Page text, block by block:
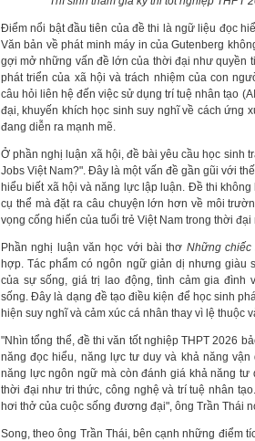
Điểm nổi bật đầu tiên của đề thi là ngữ liệu đọc
Văn bản về phát minh máy in của Gutenberg
gợi mở những vấn đề lớn của thời đại như quyền
phát triển của xã hội và trách nhiệm của con
câu hỏi liên hệ đến việc sử dụng trí tuệ nhân tạo
đại, khuyến khích học sinh suy nghĩ về cách ứng
đang diễn ra mạnh mẽ.
Ở phần nghị luận xã hội, đề bài yêu cầu học sinh
Jobs Việt Nam?". Đây là một vấn đề gần gũi với
hiểu biết xã hội và năng lực lập luận. Đề thi
cụ thể mà đặt ra câu chuyện lớn hơn về môi
vọng cống hiến của tuổi trẻ Việt Nam trong thời đại
Phần nghị luận văn học với bài thơ Những chiếc
hợp. Tác phẩm có ngôn ngữ giản dị nhưng
của sự sống, giá trị lao động, tình cảm gia đình
sống. Đây là dạng đề tạo điều kiện để học sinh
hiện suy nghĩ và cảm xúc cá nhân thay vì lệ thuộc
"Nhìn tổng thể, đề thi văn tốt nghiệp THPT 2026
năng đọc hiểu, năng lực tư duy và khả năng
năng lực ngôn ngữ mà còn đánh giá khả năng
thời đại như tri thức, công nghệ và trí tuệ nhân
hơi thở của cuộc sống đương đại", ông Trần Thái
Song, theo ông Trần Thái, bên cạnh những điểm